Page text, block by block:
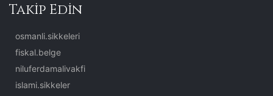
Takip Edin
osmanli.sikkeleri
fiskal.belge
niluferdamalivakfi
islami.sikkeler